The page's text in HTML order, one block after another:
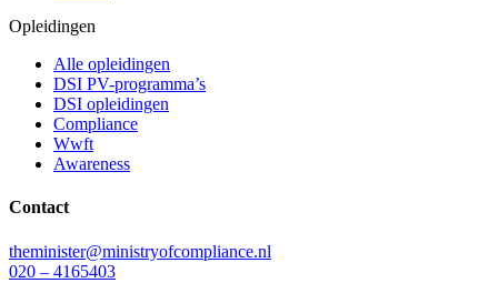
Opleidingen
Alle opleidingen
DSI PV-programma’s
DSI opleidingen
Compliance
Wwft
Awareness
Contact
theminister@ministryofcompliance.nl
020 – 4165403